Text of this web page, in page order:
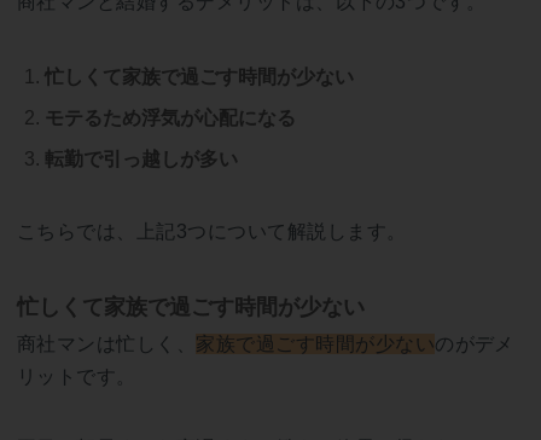
忙しくて家族で過ごす時間が少ない
モテるため浮気が心配になる
転勤で引っ越しが多い
こちらでは、上記3つについて解説します。
忙しくて家族で過ごす時間が少ない
商社マンは忙しく、 家族で過ごす時間が少ないのがデメ
リットです。